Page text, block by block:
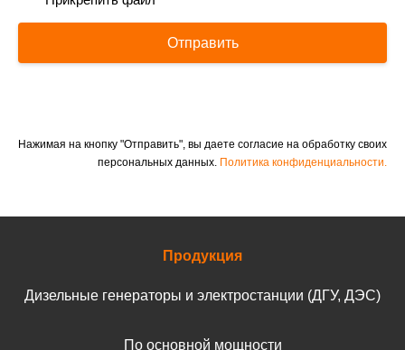
Отправить
Нажимая на кнопку "Отправить", вы даете согласие на обработку своих
персональных данных. Политика конфиденциальности.
Продукция
Дизельные генераторы и электростанции (ДГУ, ДЭС)
По основной мощности